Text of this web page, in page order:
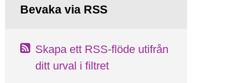
Bevaka via RSS
Skapa ett RSS-flöde utifrån
ditt urval i filtret